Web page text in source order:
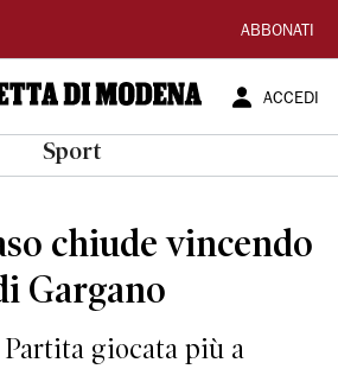
ABBONATI
ACCEDI
Sport
chiude vincendo
Gargano
giocata più a